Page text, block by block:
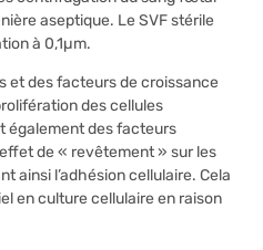
aseptique. Le SVF stérile
à 0,1µm.
et des facteurs de croissance
des cellules
également des facteurs
de « revêtement » sur les
ainsi l’adhésion cellulaire. Cela
en culture cellulaire en raison